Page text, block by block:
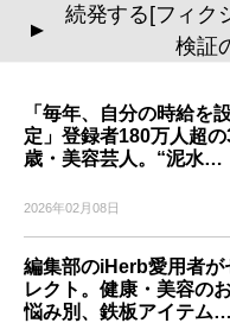
▲
続発する[フィク
検証
「毎年、自分の時給を
定」登録者180万人超
歳・美容芸人。“泥水…
2026年02月08日
編集部のiHerb愛用者が
レクト。健康・美容の
悩み別、鉄板アイテム…